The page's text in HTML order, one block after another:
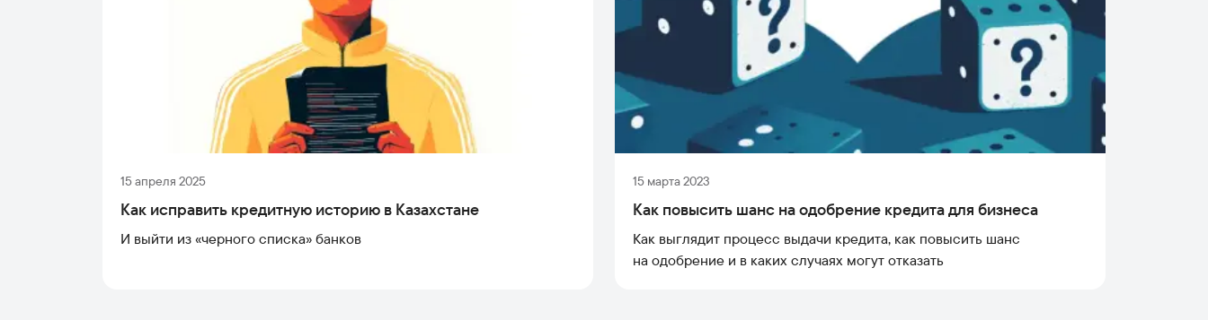
15 апреля 2025
Как исправить кредитную историю в Казахстане
И выйти из «черного списка» банков
15 марта 2023
Как повысить шанс на одобрение кредита для бизнеса
Как выглядит процесс выдачи кредита, как повысить шанс
на одобрение и в каких случаях могут отказать